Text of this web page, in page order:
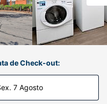
de Check-out:
7 Agosto